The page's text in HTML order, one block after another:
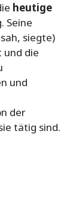
heutige
Seine
siegte)
die
und
der
tätig sind.